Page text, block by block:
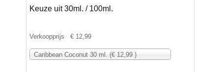
Keuze uit 30ml. / 100ml.
Verkoopprijs € 12,99
Caribbean Coconut 30 ml. (€ 12,99 )